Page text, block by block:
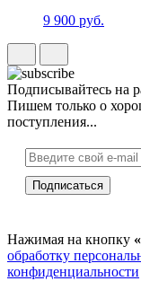
9 900 руб.
Подписывайтесь на
Пишем только о
поступления...
Нажимая на кнопку
обработку
конфиденциальности